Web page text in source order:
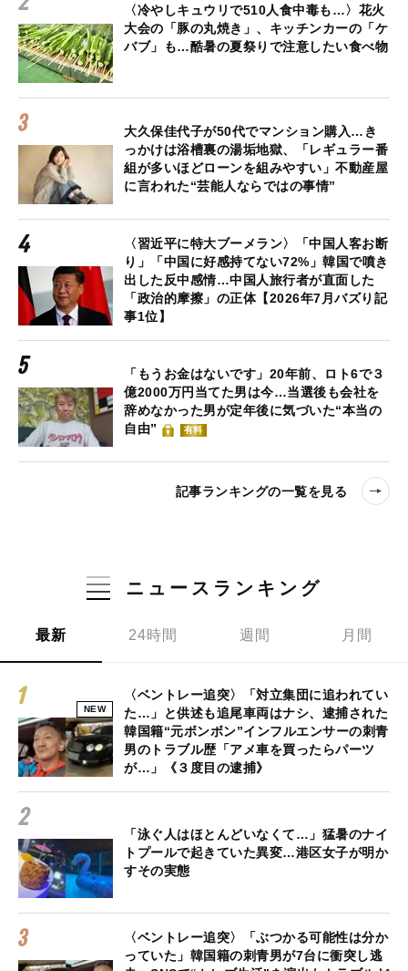
〈冷やしキュウリで510人食中毒も…〉花火
大会の「豚の丸焼き」、キッチンカーの「ケ
バブ」も…酷暑の夏祭りで注意したい食べ物
大久保佳代子が50代でマンション購入…き
っかけは浴槽裏の湯垢地獄、「レギュラー番
組が多いほどローンを組みやすい」不動産屋
に言われた“芸能人ならではの事情”
〈習近平に特大ブーメラン〉「中国人客お断
り」「中国に好感持てない72%」韓国で噴き
出した反中感情…中国人旅行者が直面した
「政治的摩擦」の正体【2026年7月バズり記
事1位】
「もうお金はないです」20年前、ロト6で３
億2000万円当てた男は今…当選後も会社を
辞めなかった男が定年後に気づいた“本当の
自由”
有料
記事ランキングの一覧を見る
ニュースランキング
最新 24時間 週間 月間
NEW
〈ベントレー追突〉「対立集団に追われてい
た…」と供述も追尾車両はナシ、逮捕された
韓国籍“元ボンボン”インフルエンサーの刺青
男のトラブル歴「アメ車を買ったらパーツ
が…」《３度目の逮捕》
「泳ぐ人はほとんどいなくて…」猛暑のナイ
トプールで起きていた異変…港区女子が明か
すその実態
〈ベントレー追突〉「ぶつかる可能性は分か
っていた」韓国籍の刺青男が7台に衝突し逃